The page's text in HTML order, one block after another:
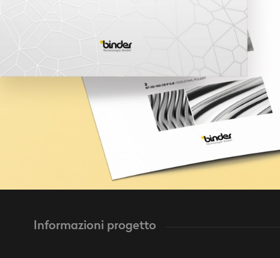
Informazioni progetto